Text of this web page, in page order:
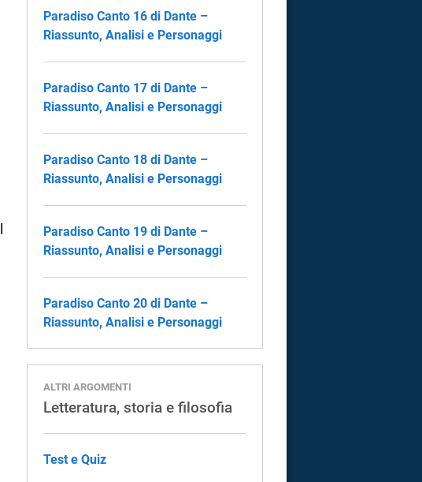
Paradiso Canto 16 di Dante –
Riassunto, Analisi e Personaggi
Paradiso Canto 17 di Dante –
Riassunto, Analisi e Personaggi
Paradiso Canto 18 di Dante –
Riassunto, Analisi e Personaggi
Paradiso Canto 19 di Dante –
Riassunto, Analisi e Personaggi
Paradiso Canto 20 di Dante –
Riassunto, Analisi e Personaggi
ALTRI ARGOMENTI
Letteratura, storia e filosofia
Test e Quiz